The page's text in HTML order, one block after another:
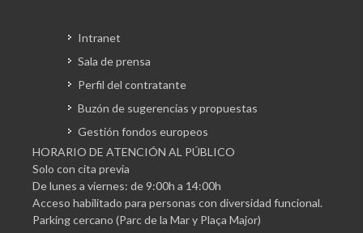
Intranet
Sala de prensa
Perfil del contratante
Buzón de sugerencias y propuestas
Gestión fondos europeos
HORARIO DE ATENCIÓN AL PÚBLICO
Solo con cita previa
De lunes a viernes: de 9:00h a 14:00h
Acceso habilitado para personas con diversidad funcional.
Parking cercano (Parc de la Mar y Plaça Major)